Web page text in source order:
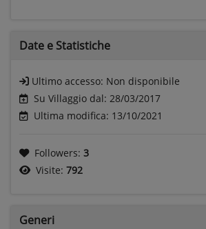
Date e Statistiche
Ultimo accesso: Non disponibile
Su Villaggio dal: 28/03/2017
Ultima modifica: 13/10/2021
Followers: 3
Visite: 792
Generi